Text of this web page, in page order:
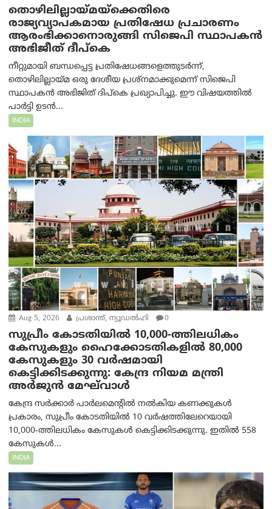
തൊഴിലില്ലായ്മയ്ക്കെതിരെ
രാജ്യവ്യാപകമായ പ്രതിഷേധ പ്രചാരണം
ആരംഭിക്കാനൊരുങ്ങി സിജെപി സ്ഥാപകന്‍
അഭിജീത് ദീപ്കെ
നീറ്റുമായി ബന്ധപ്പെട്ട പ്രതിഷേധങ്ങളെത്തുടർന്ന്,
തൊഴിലില്ലായ്മ ഒരു ദേശീയ പ്രശ്നമാക്കുമെന്ന് സിജെപി
സ്ഥാപകൻ അഭിജിത് ദിപ്കെ പ്രഖ്യാപിച്ചു. ഈ വിഷയത്തിൽ
പാർട്ടി ഉടൻ...
INDIA
Aug 5, 2026 പ്രശാന്ത്, ന്യൂഡല്‍ഹി 0
സുപ്രീം കോടതിയിൽ 10,000-ത്തിലധികം
കേസുകളും ഹൈക്കോടതികളിൽ 80,000
കേസുകളും 30 വർഷമായി
കെട്ടിക്കിടക്കുന്നു: കേന്ദ്ര നിയമ മന്ത്രി
അര്‍ജുന്‍ മേഘ്‌വാള്‍
കേന്ദ്ര സർക്കാർ പാർലമെന്റിൽ നൽകിയ കണക്കുകൾ
പ്രകാരം, സുപ്രീം കോടതിയിൽ 10 വർഷത്തിലേറെയായി
10,000-ത്തിലധികം കേസുകൾ കെട്ടിക്കിടക്കുന്നു. ഇതിൽ 558
കേസുകൾ...
INDIA